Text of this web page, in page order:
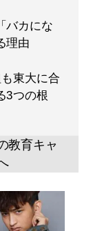
バカにな
理由
東大に合
3つの根
教育キャ